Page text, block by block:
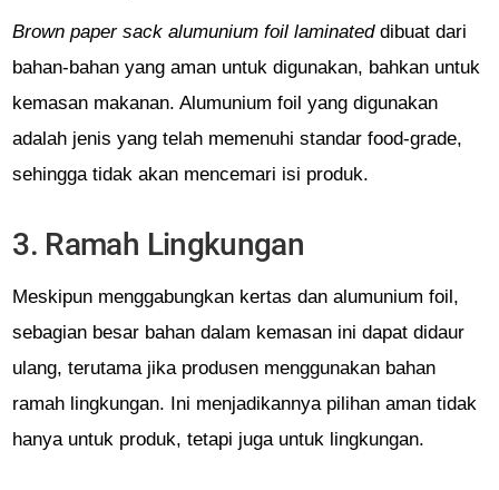
Brown paper sack alumunium foil laminateddibuat dari
bahan-bahan yang aman untuk digunakan, bahkan untuk
kemasan makanan. Alumunium foil yang digunakan
adalah jenis yang telah memenuhi standar food-grade,
sehingga tidak akan mencemari isi produk.
3. Ramah Lingkungan
Meskipun menggabungkan kertas dan alumunium foil,
sebagian besar bahan dalam kemasan ini dapat didaur
ulang, terutama jika produsen menggunakan bahan
ramah lingkungan. Ini menjadikannya pilihan aman tidak
hanya untuk produk, tetapi juga untuk lingkungan.